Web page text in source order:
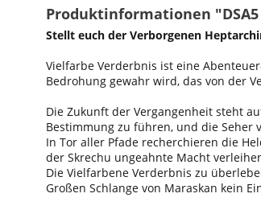
Produktinformationen
Stellt euch der Verborgenen
Vielfarbe Verderbnis ist eine
Bedrohung gewahr wird, das von der
Die Zukunft der Vergangenheit steht
Bestimmung zu führen, und die Seher
In Tor aller Pfade recherchieren die
der Skrechu ungeahnte Macht
Die Vielfarbene Verderbnis zu
Großen Schlange von Maraskan kein